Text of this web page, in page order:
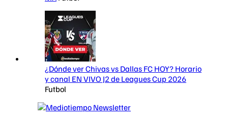
¿Dónde ver Chivas vs Dallas FC HOY? Horario
y canal EN VIVO J2 de Leagues Cup 2026
Futbol